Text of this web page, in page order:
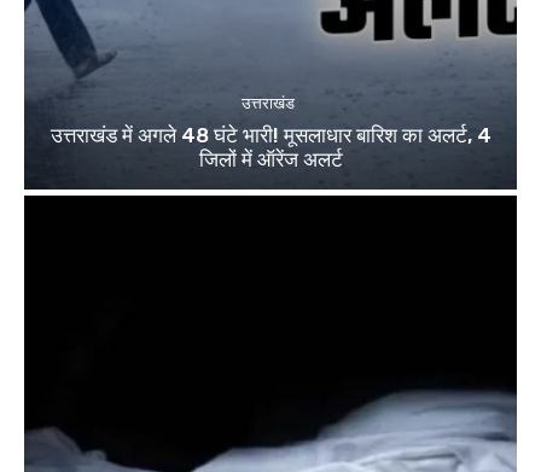
उत्तराखंड
उत्तराखंड में अगले 48 घंटे भारी! मूसलाधार बारिश का अलर्ट, 4
जिलों में ऑरेंज अलर्ट